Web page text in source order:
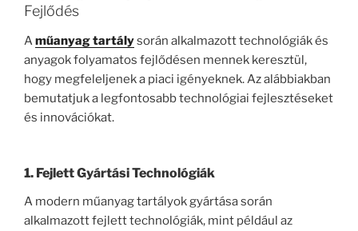
Fejlődés
Aműanyag tartálysorán alkalmazott technológiák és
anyagok folyamatos fejlődésen mennek keresztül,
hogy megfeleljenek a piaci igényeknek. Az alábbiakban
bemutatjuk a legfontosabb technológiai fejlesztéseket
és innovációkat.
1. Fejlett Gyártási Technológiák
A modern műanyag tartályok gyártása során
alkalmazott fejlett technológiák, mint például az